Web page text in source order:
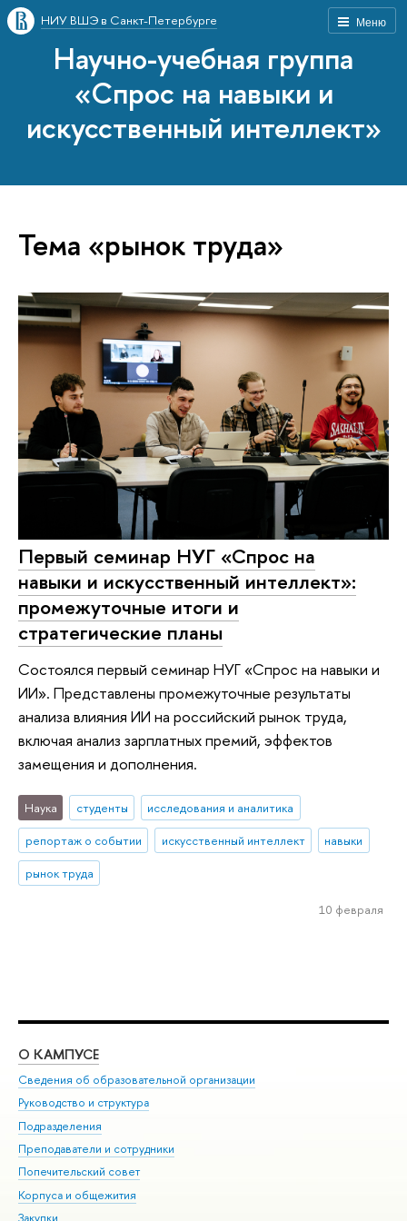
Меню
НИУ ВШЭ в Санкт-Петербурге
Научно-учебная группа
«Спрос на навыки и
искусственный интеллект»
Тема «рынок труда»
Первый семинар НУГ «Спрос на
навыки и искусственный интеллект»:
промежуточные итоги и
стратегические планы
Состоялся первый семинар НУГ «Спрос на навыки и
ИИ». Представлены промежуточные результаты
анализа влияния ИИ на российский рынок труда,
включая анализ зарплатных премий, эффектов
замещения и дополнения.
Наука студенты
исследования и аналитика
репортаж о событии
искусственный интеллект
навыки
рынок труда
10 февраля
О КАМПУСЕ
Сведения об образовательной организации
Руководство и структура
Подразделения
Преподаватели и сотрудники
Попечительский совет
Корпуса и общежития
Закупки